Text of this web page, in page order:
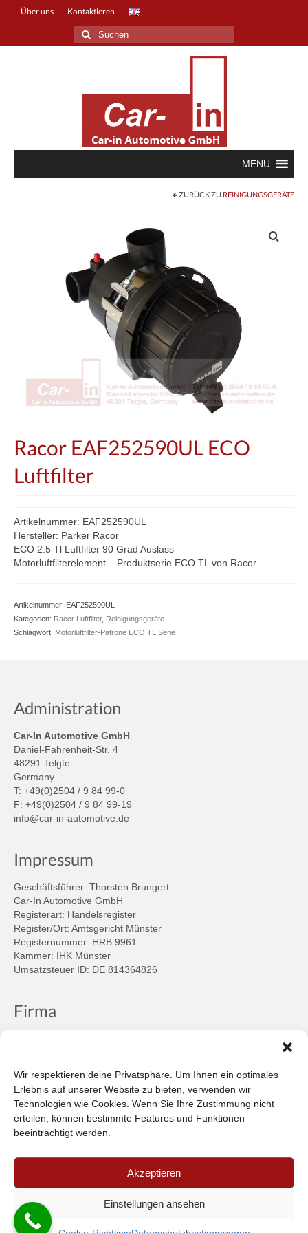
Wir respektieren deine Privatsphäre. Um Ihnen ein optimales
Erlebnis auf unserer Website zu bieten, verwenden wir
Technologien wie Cookies. Wenn Sie Ihre Zustimmung nicht
erteilen, können bestimmte Features und Funktionen
beeinträchtigt werden.
Akzeptieren
Einstellungen ansehen
Über uns Kontaktieren
Suche
nach:
MENU
ZURÜCK ZU REINIGUNGSGERÄTE
Racor EAF252590UL ECO
Luftfilter
Artikelnummer: EAF252590UL
Hersteller: Parker Racor
ECO 2.5 Tl Luftfilter 90 Grad Auslass
Motorluftfilterelement – Produktserie ECO TL von Racor
Artikelnummer: EAF252590UL
Kategorien: Racor Luftfilter, Reinigungsgeräte
Schlagwort: Motorluftfilter-Patrone ECO TL Serie
Administration
Car-In Automotive GmbH
Daniel-Fahrenheit-Str. 4
48291 Telgte
Germany
T: +49(0)2504 / 9 84 99-0
F: +49(0)2504 / 9 84 99-19
info@car-in-automotive.de
Impressum
Geschäftsführer: Thorsten Brungert
Car-In Automotive GmbH
Registerart: Handelsregister
Register/Ort: Amtsgericht Münster
Registernummer: HRB 9961
Kammer: IHK Münster
Umsatzsteuer ID: DE 814364826
Firma
Über uns
Informationen
Plattform der EU-Kommission zur Online-Streitbeilegung
Unsere AGB (PDF)
© 2026 Car-in Automotive GmbH